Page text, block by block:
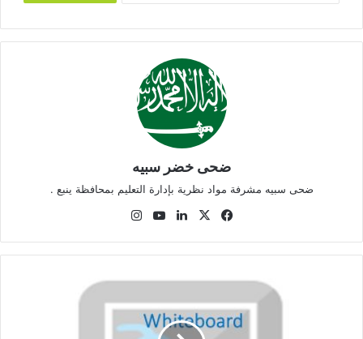
ضحى خضر سبيه
ضحى سبيه مشرفة مواد نظرية بإدارة التعليم بمحافظة ينبع .
فيسبوك
‫X لينكدإن‫YouTube